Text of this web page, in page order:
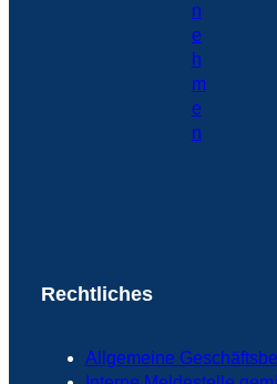
Rechtliches
Allgemeine